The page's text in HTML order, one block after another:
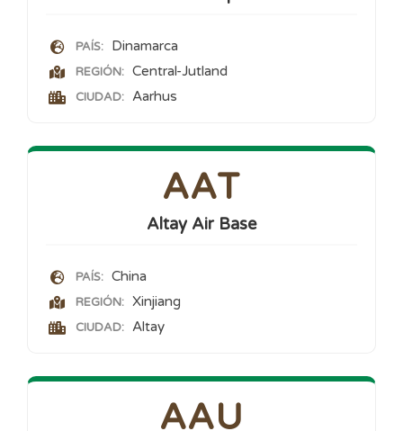
PAÍS: Dinamarca
REGIÓN: Central-Jutland
CIUDAD: Aarhus
AAT
Altay Air Base
PAÍS: China
REGIÓN: Xinjiang
CIUDAD: Altay
AAU